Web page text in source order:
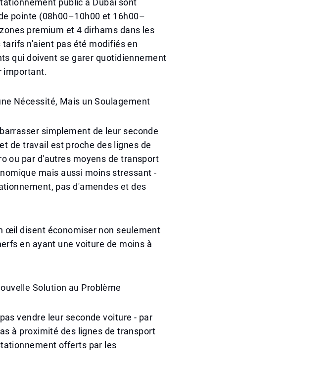
public à Dubaï sont
pointe (08h00–10h00 et 16h00–
premium et 4 dirhams dans les
n'aient pas été modifiés en
qui doivent se garer quotidiennement
important.
Nécessité, Mais un Soulagement
simplement de leur seconde
de travail est proche des lignes de
ou par d'autres moyens de transport
mais aussi moins stressant -
pas d'amendes et des
œil disent économiser non seulement
en ayant une voiture de moins à
Solution au Problème
vendre leur seconde voiture - par
à proximité des lignes de transport
offerts par les